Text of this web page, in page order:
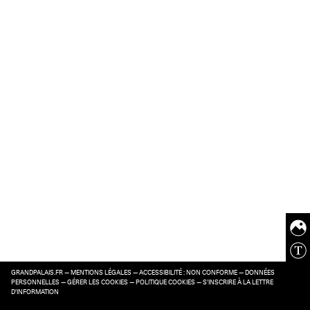
GRANDPALAIS.FR — MENTIONS LÉGALES — ACCESSIBILITÉ : NON CONFORME — DONNÉES
PERSONNELLES — GÉRER LES COOKIES — POLITIQUE COOKIES — S’INSCRIRE À LA LETTRE
D’INFORMATION